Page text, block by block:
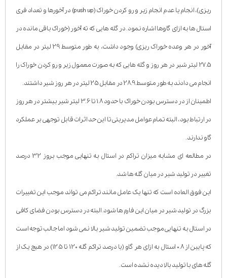
ریزی)، انجام یا عدم انجام زیر و رو کردن خوراک (push up) در آخورها و تعداد فری
استال ها به ازای گاوها اشاره نمود. در گله هایی که ته آخور (خوراک باقی مانده در
آخور در هر وعده خوراک ریزی) وجود داشت، به طور متوسط 29 لیتر در مقابل
27.5 لیتر شیر در هر روز و گله هایی که به صورت معمول زیر و رو کردن خوراک را
انجام می دادند به طور متوسط 28.9 در مقابل 25 لیتر در هر روز شیر داشتند.
اطمینان از در دسترس بودن خوراک با حدود 1.8 تا 3.6 لیتر شیر بیشتر در هر روز
در ارتباط بود، البته تمام عوامل مدیریتی تا این حد اثرات قابل توجهی بر عملکرد
گاو ندارند.
در مطالعه ای مشابه میزان تراکم در استال به تنهایی موجب بروز 32 درصد
تغییر در تولید شیر در میان گله ها شد.
این فوق العاده است که تنها یک عامل مانند تراکم می تواند موجب این تغییرات
بزرگ در تولید شیر در میان این فارم ها شود. البته در دسترس بودن فضای کافی
در استال به تنهایی موجب تضمین تولید شیر بالا نمی شود اما جالب توجه است
که پایین از 0.8 استال به ازای هر گاو (یا درصد تراکم گله 120 تا 125) در هیچ یک از
گله های با تولید بالا دیده نشده است.